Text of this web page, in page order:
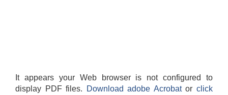
It appears your Web browser is not configured to
display PDF files.
Download adobe Acrobatorclick